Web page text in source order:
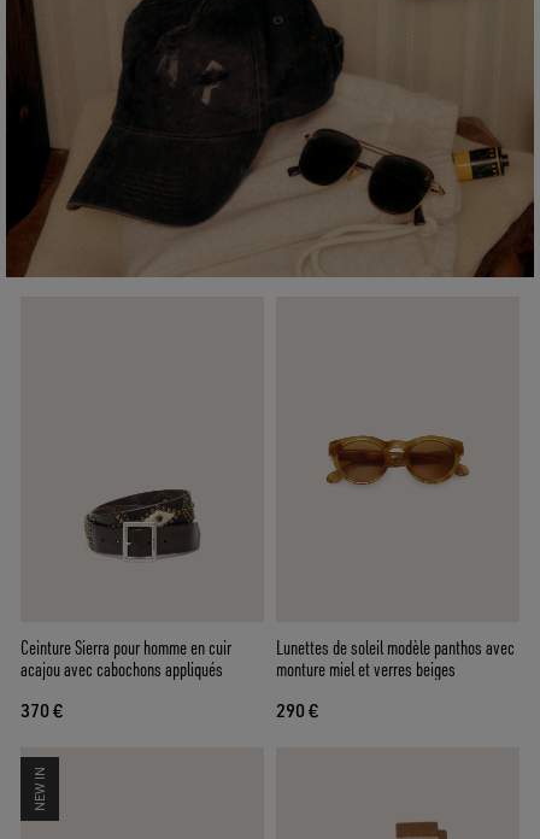
Ceinture Sierra pour homme en cuir
acajou avec cabochons appliqués
370 €
Lunettes de soleil modèle panthos avec
monture miel et verres beiges
290 €
NEW IN